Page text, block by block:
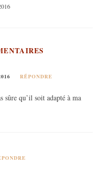
RÉPONDRE
sûre qu’il soit adapté à ma